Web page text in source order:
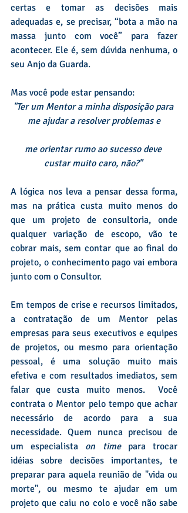
certas e tomar as decisões mais
adequadas e, se precisar, “bota a mão na
massa junto com você” para fazer
acontecer. Ele é, sem dúvida nenhuma, o
seu Anjo da Guarda.
Mas você pode estar pensando:
"Ter um Mentor a minha disposição para
me ajudar a resolver problemas e
me orientar rumo ao sucesso deve
custar muito caro, não?"
A lógica nos leva a pensar dessa forma,
mas na prática custa muito menos do
que um projeto de consultoria, onde
qualquer variação de escopo, vão te
cobrar mais, sem contar que ao final do
projeto, o conhecimento pago vai embora
junto com o Consultor.
Em tempos de crise e recursos limitados,
a contratação de um Mentor pelas
empresas para seus executivos e equipes
de projetos, ou mesmo para orientação
pessoal, é uma solução muito mais
efetiva e com resultados imediatos, sem
falar que custa muito menos.  Você
contrata o Mentor pelo tempo que achar
necessário de acordo para a sua
necessidade. Quem nunca precisou de
um especialista on time para trocar
idéias sobre decisões importantes, te
preparar para aquela reunião de "vida ou
morte", ou mesmo te ajudar em um
projeto que caiu no colo e você não sabe